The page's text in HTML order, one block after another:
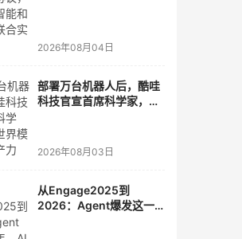
2026年08月04日
部署万台机器人后，酷哇
科技官宣首席科学家，要
2026年08月03日
从Engage2025到
2026：Agent爆发这一